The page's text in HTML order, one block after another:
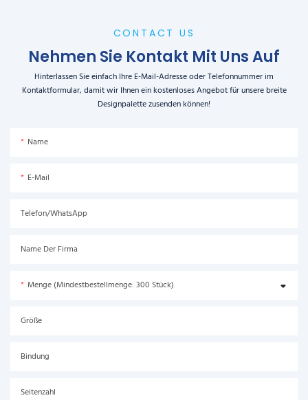
CONTACT US
Nehmen Sie Kontakt Mit Uns Auf
Hinterlassen Sie einfach Ihre E-Mail-Adresse oder Telefonnummer im
Kontaktformular, damit wir Ihnen ein kostenloses Angebot für unsere breite
Designpalette zusenden können!
Name
E-Mail
Telefon/WhatsApp
Name Der Firma
Menge (Mindestbestellmenge: 300 Stück)
Größe
Bindung
Seitenzahl